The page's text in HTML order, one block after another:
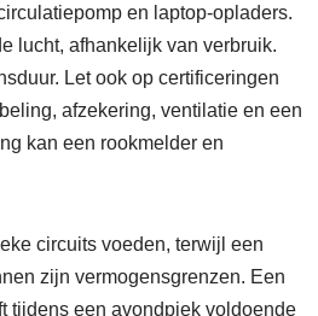
en laptop-opladers.
lucht, afhankelijk van verbruik.
Let ook op certificeringen
afzekering, ventilatie en een
kan een rookmelder en
circuits voeden, terwijl een
zijn vermogensgrenzen. Een
tijdens een avondpiek voldoende